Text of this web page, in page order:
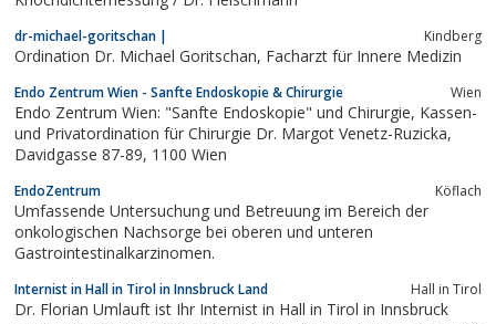
dr-michael-goritschan | Kindberg
Ordination Dr. Michael Goritschan, Facharzt für Innere Medizin
Endo Zentrum Wien - Sanfte Endoskopie & Chirurgie Wien
Endo Zentrum Wien: "Sanfte Endoskopie" und Chirurgie, Kassen-
und Privatordination für Chirurgie Dr. Margot Venetz-Ruzicka,
Davidgasse 87-89, 1100 Wien
EndoZentrum Köflach
Umfassende Untersuchung und Betreuung im Bereich der
onkologischen Nachsorge bei oberen und unteren
Gastrointestinalkarzinomen.
Internist in Hall in Tirol in Innsbruck Land Hall in Tirol
Dr. Florian Umlauft ist Ihr Internist in Hall in Tirol in Innsbruck